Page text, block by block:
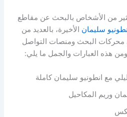
من الأشخاص بالبحث عن مقاطع
سليمان الأخيرة، بالعديد من
محركات البحث ومنصات التواصل
هذه العبارات والجمل ما يلي:
مع انطونيو سليمان كاملة
وريم المكاحيل